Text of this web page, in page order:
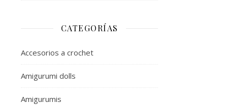
CATEGORÍAS
Accesorios a crochet
Amigurumi dolls
Amigurumis